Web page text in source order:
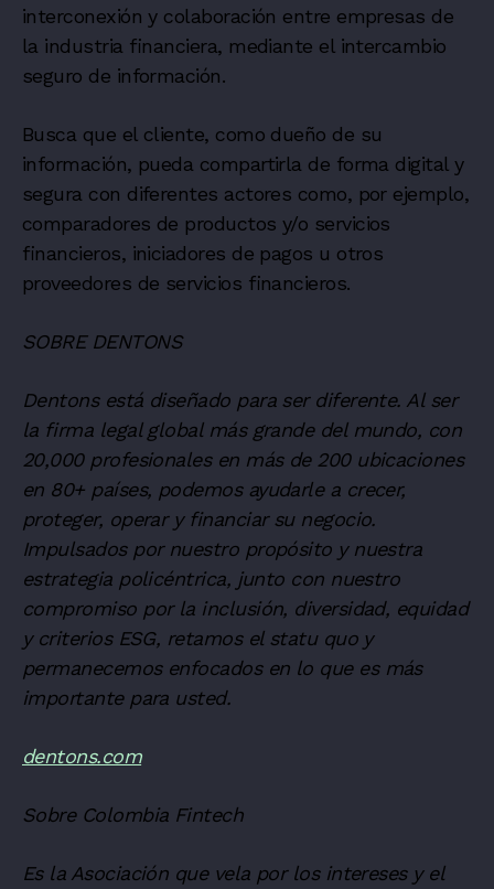
interconexión y colaboración entre empresas de
la industria financiera, mediante el intercambio
seguro de información.
Busca que el cliente, como dueño de su
información, pueda compartirla de forma digital y
segura con diferentes actores como, por ejemplo,
comparadores de productos y/o servicios
financieros, iniciadores de pagos u otros
proveedores de servicios financieros.
SOBRE DENTONS
Dentons está diseñado para ser diferente. Al ser
la firma legal global más grande del mundo, con
20,000 profesionales en más de 200 ubicaciones
en 80+ países, podemos ayudarle a crecer,
proteger, operar y financiar su negocio.
Impulsados por nuestro propósito y nuestra
estrategia policéntrica, junto con nuestro
compromiso por la inclusión, diversidad, equidad
y criterios ESG, retamos el statu quo y
permanecemos enfocados en lo que es más
importante para usted.
dentons.com
Sobre Colombia Fintech
Es la Asociación que vela por los intereses y el